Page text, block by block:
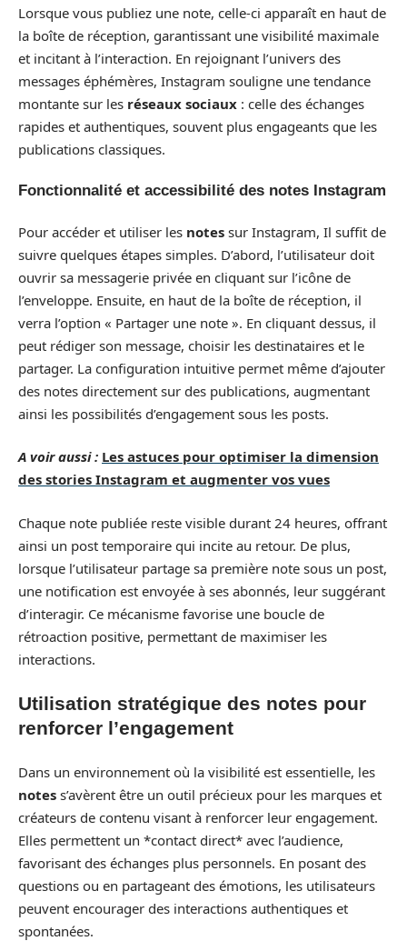
Lorsque vous publiez une note, celle-ci apparaît en haut de
la boîte de réception, garantissant une visibilité maximale
et incitant à l’interaction. En rejoignant l’univers des
messages éphémères, Instagram souligne une tendance
montante sur les réseaux sociaux : celle des échanges
rapides et authentiques, souvent plus engageants que les
publications classiques.
Fonctionnalité et accessibilité des notes Instagram
Pour accéder et utiliser les notes sur Instagram, Il suffit de
suivre quelques étapes simples. D’abord, l’utilisateur doit
ouvrir sa messagerie privée en cliquant sur l’icône de
l’enveloppe. Ensuite, en haut de la boîte de réception, il
verra l’option « Partager une note ». En cliquant dessus, il
peut rédiger son message, choisir les destinataires et le
partager. La configuration intuitive permet même d’ajouter
des notes directement sur des publications, augmentant
ainsi les possibilités d’engagement sous les posts.
A voir aussi : Les astuces pour optimiser la dimension
des stories Instagram et augmenter vos vues
Chaque note publiée reste visible durant 24 heures, offrant
ainsi un post temporaire qui incite au retour. De plus,
lorsque l’utilisateur partage sa première note sous un post,
une notification est envoyée à ses abonnés, leur suggérant
d’interagir. Ce mécanisme favorise une boucle de
rétroaction positive, permettant de maximiser les
interactions.
Utilisation stratégique des notes pour
renforcer l’engagement
Dans un environnement où la visibilité est essentielle, les
notes s’avèrent être un outil précieux pour les marques et
créateurs de contenu visant à renforcer leur engagement.
Elles permettent un *contact direct* avec l’audience,
favorisant des échanges plus personnels. En posant des
questions ou en partageant des émotions, les utilisateurs
peuvent encourager des interactions authentiques et
spontanées.